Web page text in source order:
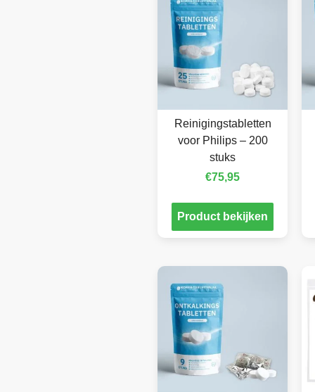
Reinigingstabletten
voor Philips – 200
stuks
€75,95
Product bekijken